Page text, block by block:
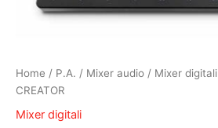
Home / P.A. / Mixer audio / Mixer digitali
CREATOR
Mixer digitali